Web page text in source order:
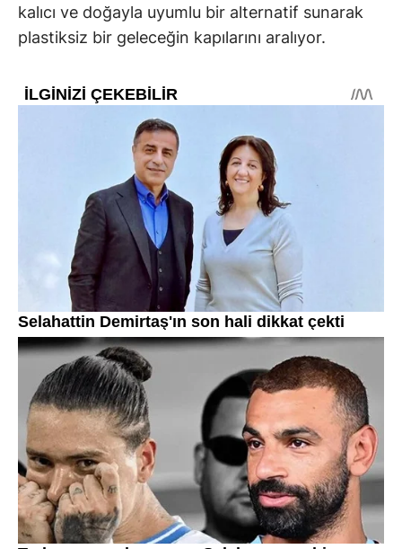
kalıcı ve doğayla uyumlu bir alternatif sunarak
plastiksiz bir geleceğin kapılarını aralıyor.